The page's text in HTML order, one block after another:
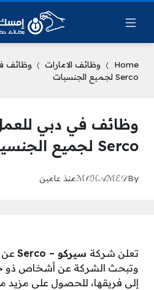
Home وظائف الامارات
وظائف
Serco لجميع الجنسيات
وظائف في دبي
Serco لجميع الجنسيات
By
ℳ𝒪ℋ𝒜ℳℰ𝒟منذ عامين
تعلن شركة سيركو – Serco عن
وتبحث الشركة عن أشخاص ذو
إلى فريقها، للحصول على مزيد